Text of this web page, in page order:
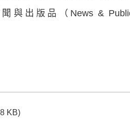
聞與出版品（News &
KB)